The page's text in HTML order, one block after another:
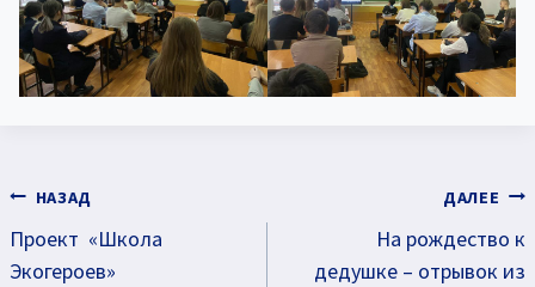
Навигация
по
НАЗАД
Проект «Школа
Экогероев»
ДАЛЕЕ
На рождество к
дедушке – отрывок из